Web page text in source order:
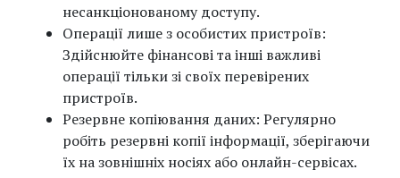
несанкціонованому доступу.
Операції лише з особистих пристроїв:
Здійснюйте фінансові та інші важливі
операції тільки зі своїх перевірених
пристроїв.
Резервне копіювання даних: Регулярно
робіть резервні копії інформації, зберігаючи
їх на зовнішніх носіях або онлайн-сервісах.